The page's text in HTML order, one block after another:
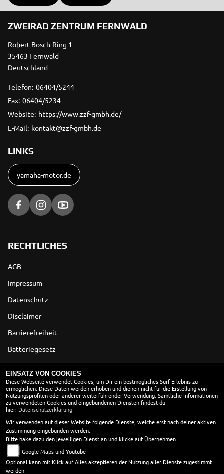
ZWEIRAD ZENTRUM FERNWALD
Robert-Bosch-Ring 1
35463 Fernwald
Deutschland
Telefon: 06404/5244
Fax: 06404/5234
Website: https://www.zzf-gmbh.de/
E-Mail: kontakt@zzf-gmbh.de
LINKS
yamaha-motor.de
RECHTLICHES
AGB
Impressum
Datenschutz
Disclaimer
Barrierefreiheit
Batteriegesetz
ÖFFNUNGSZEITEN
Montag:
geschlossen
Dienstag:
08:00 - 18:00
Mittwoch:
08:00 - 18:00
Donnerstag:
08:00 - 18:00
Freitag:
08:00 - 18:00
Samstag:
08:00 - 13:30
EINSATZ VON COOKIES
Diese Webseite verwendet Cookies, um Dir ein bestmögliches Surf-Erlebnis zu
ermöglichen. Diese Daten werden erhoben und dienen nicht für die Erstellung von
Nutzungsprofilen oder anderer weiterführender Verwendung. Sämtliche Informationen
zu verwendeten Cookies und eingebundenen Diensten findest du
hier: Datenschutzerklärung
Wir verwenden auf dieser Website folgende Dienste, welche erst nach deiner aktiven
Zustimmung eingebunden werden.
Bitte hake dazu den jeweiligen Dienst an und klicke auf Übernehmen:
Google Maps und Youtube
Optional kann mit Klick auf Alles akzeptieren der Nutzung aller Dienste zugestimmt
werden